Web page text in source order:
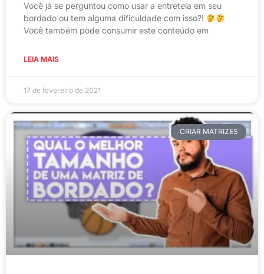
Você já se perguntou como usar a entretela em seu
bordado ou tem alguma dificuldade com isso?!
Você também pode consumir este conteúdo em
LEIA MAIS
17 de fevereiro de 2021
CRIAR MATRIZES